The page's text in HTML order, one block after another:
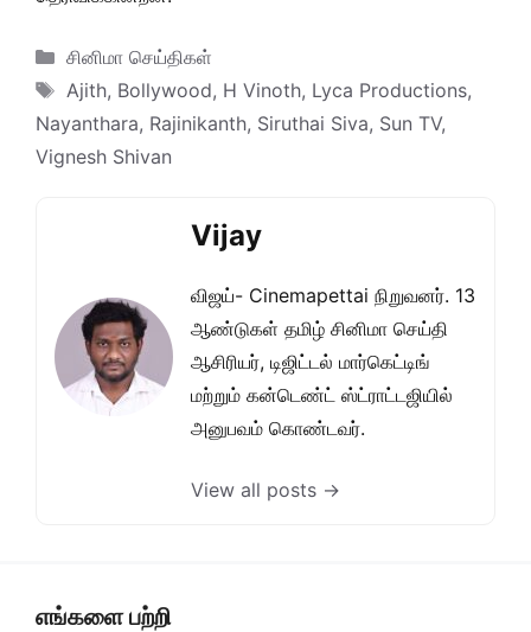
Categories
சினிமா செய்திகள்
Tags
Ajith, Bollywood, H Vinoth, Lyca Productions,
Nayanthara, Rajinikanth, Siruthai Siva, Sun TV,
Vignesh Shivan
Vijay
விஜய்- Cinemapettai நிறுவனர். 13
ஆண்டுகள் தமிழ் சினிமா செய்தி
ஆசிரியர், டிஜிட்டல் மார்கெட்டிங்
மற்றும் கன்டெண்ட் ஸ்ட்ராட்டஜியில்
அனுபவம் கொண்டவர்.
View all posts →
எங்களை பற்றி